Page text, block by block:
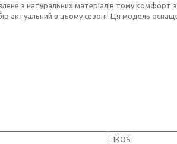
з натуральних матеріалів тому комфорт
актуальний в цьому сезоні! Ця модель
IKOS